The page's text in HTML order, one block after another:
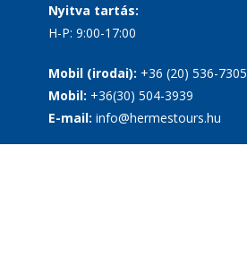
Nyitva tartás:
H-P: 9:00-17:00
Mobil (irodai): +36 (20) 536-7305
Mobil: +36(30) 504-3939
E-mail: info@hermestours.hu